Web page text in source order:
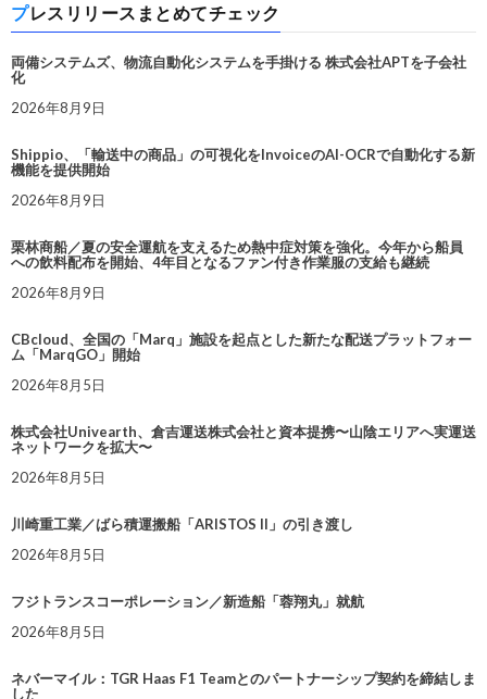
プレスリリースまとめてチェック
両備システムズ、物流自動化システムを手掛ける 株式会社APTを子会社
化
2026年8月9日
Shippio、「輸送中の商品」の可視化をInvoiceのAI-OCRで自動化する新
機能を提供開始
2026年8月9日
栗林商船／夏の安全運航を支えるため熱中症対策を強化。今年から船員
への飲料配布を開始、4年目となるファン付き作業服の支給も継続
2026年8月9日
CBcloud、全国の「Marq」施設を起点とした新たな配送プラットフォー
ム「MarqGO」開始
2026年8月5日
株式会社Univearth、倉吉運送株式会社と資本提携〜山陰エリアへ実運送
ネットワークを拡大〜
2026年8月5日
川崎重工業／ばら積運搬船「ARISTOS II」の引き渡し
2026年8月5日
フジトランスコーポレーション／新造船「蓉翔丸」就航
2026年8月5日
ネバーマイル：TGR Haas F1 Teamとのパートナーシップ契約を締結しま
した